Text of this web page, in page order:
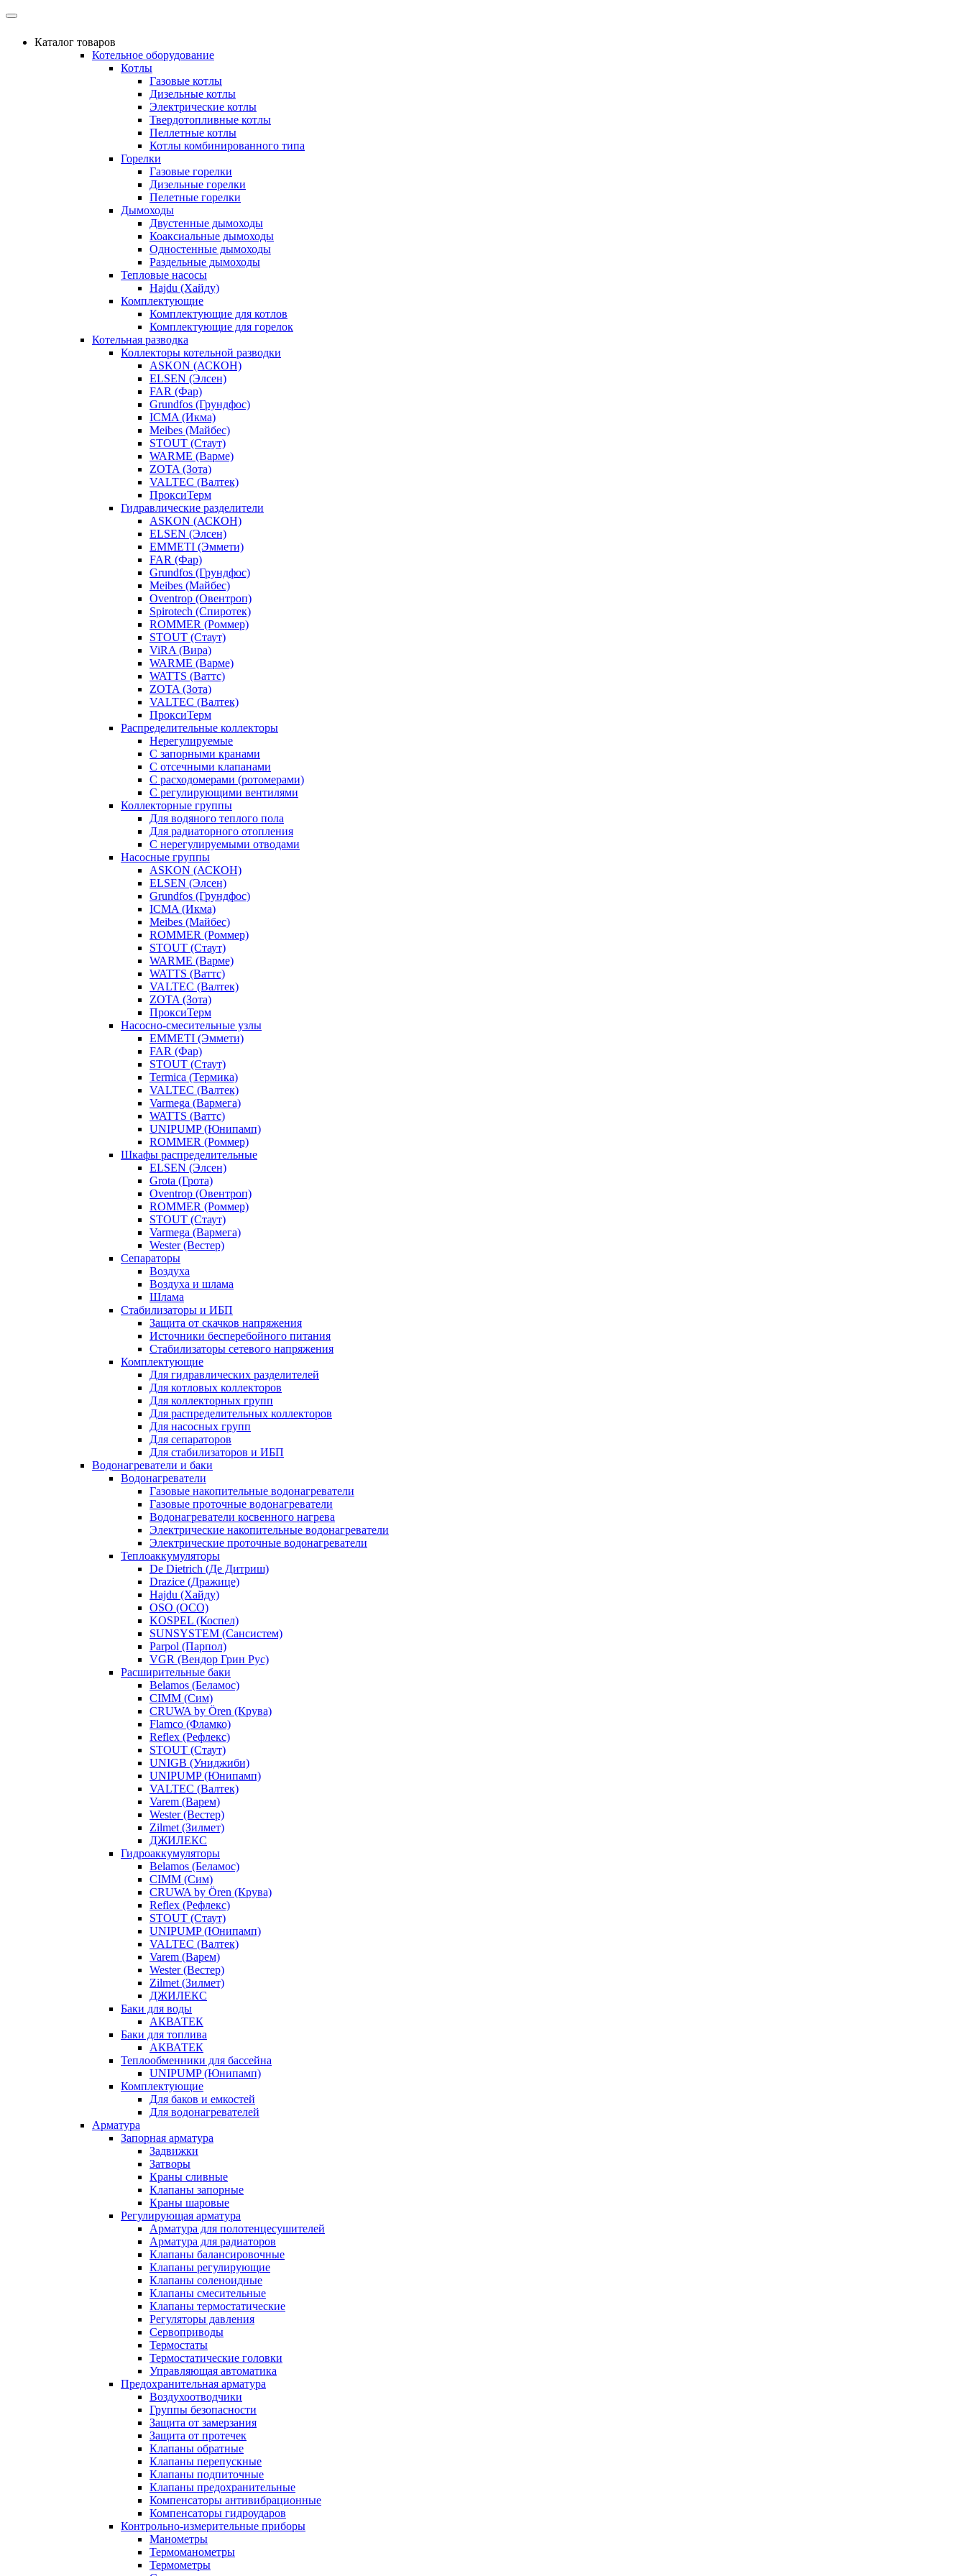
Каталог товаров
Котельное оборудование
Котлы
Газовые котлы
Дизельные котлы
Электрические котлы
Твердотопливные котлы
Пеллетные котлы
Котлы комбинированного типа
Горелки
Газовые горелки
Дизельные горелки
Пелетные горелки
Дымоходы
Двустенные дымоходы
Коаксиальные дымоходы
Одностенные дымоходы
Раздельные дымоходы
Тепловые насосы
Hajdu (Хайду)
Комплектующие
Комплектующие для котлов
Комплектующие для горелок
Котельная разводка
Коллекторы котельной разводки
ASKON (АСКОН)
ELSEN (Элсен)
FAR (Фар)
Grundfos (Грундфос)
ICMA (Икма)
Meibes (Майбес)
STOUT (Стаут)
WARME (Варме)
ZOTA (Зота)
VALTEC (Валтек)
ПроксиТерм
Гидравлические разделители
ASKON (АСКОН)
ELSEN (Элсен)
EMMETI (Эммети)
FAR (Фар)
Grundfos (Грундфос)
Meibes (Майбес)
Oventrop (Овентроп)
Spirotech (Спиротек)
ROMMER (Роммер)
STOUT (Стаут)
ViRA (Вира)
WARME (Варме)
WATTS (Ваттс)
ZOTA (Зота)
VALTEC (Валтек)
ПроксиТерм
Распределительные коллекторы
Нерегулируемые
С запорными кранами
С отсечными клапанами
С расходомерами (ротомерами)
С регулирующими вентилями
Коллекторные группы
Для водяного теплого пола
Для радиаторного отопления
С нерегулируемыми отводами
Насосные группы
ASKON (АСКОН)
ELSEN (Элсен)
Grundfos (Грундфос)
ICMA (Икма)
Meibes (Майбес)
ROMMER (Роммер)
STOUT (Стаут)
WARME (Варме)
WATTS (Ваттс)
VALTEC (Валтек)
ZOTA (Зота)
ПроксиТерм
Насосно-смесительные узлы
EMMETI (Эммети)
FAR (Фар)
STOUT (Стаут)
Termica (Термика)
VALTEC (Валтек)
Varmega (Вармега)
WATTS (Ваттс)
UNIPUMP (Юнипамп)
ROMMER (Роммер)
Шкафы распределительные
ELSEN (Элсен)
Grota (Грота)
Oventrop (Овентроп)
ROMMER (Роммер)
STOUT (Стаут)
Varmega (Вармега)
Wester (Вестер)
Сепараторы
Воздуха
Воздуха и шлама
Шлама
Стабилизаторы и ИБП
Защита от скачков напряжения
Источники бесперебойного питания
Стабилизаторы сетевого напряжения
Комплектующие
Для гидравлических разделителей
Для котловых коллекторов
Для коллекторных групп
Для распределительных коллекторов
Для насосных групп
Для сепараторов
Для стабилизаторов и ИБП
Водонагреватели и баки
Водонагреватели
Газовые накопительные водонагреватели
Газовые проточные водонагреватели
Водонагреватели косвенного нагрева
Электрические накопительные водонагреватели
Электрические проточные водонагреватели
Теплоаккумуляторы
De Dietrich (Де Дитриш)
Drazice (Дражице)
Hajdu (Хайду)
OSO (ОСО)
KOSPEL (Коспел)
SUNSYSTEM (Сансистем)
Parpol (Парпол)
VGR (Вендор Грин Рус)
Расширительные баки
Belamos (Беламос)
CIMM (Сим)
CRUWA by Ören (Крува)
Flamco (Фламко)
Reflex (Рефлекс)
STOUT (Стаут)
UNIGB (Униджиби)
UNIPUMP (Юнипамп)
VALTEC (Валтек)
Varem (Варем)
Wester (Вестер)
Zilmet (Зилмет)
ДЖИЛЕКС
Гидроаккумуляторы
Belamos (Беламос)
CIMM (Сим)
CRUWA by Ören (Крува)
Reflex (Рефлекс)
STOUT (Стаут)
UNIPUMP (Юнипамп)
VALTEC (Валтек)
Varem (Варем)
Wester (Вестер)
Zilmet (Зилмет)
ДЖИЛЕКС
Баки для воды
АКВАТЕК
Баки для топлива
АКВАТЕК
Теплообменники для бассейна
UNIPUMP (Юнипамп)
Комплектующие
Для баков и емкостей
Для водонагревателей
Арматура
Запорная арматура
Задвижки
Затворы
Краны сливные
Клапаны запорные
Краны шаровые
Регулирующая арматура
Арматура для полотенцесушителей
Арматура для радиаторов
Клапаны балансировочные
Клапаны регулирующие
Клапаны соленоидные
Клапаны смесительные
Клапаны термостатические
Регуляторы давления
Сервоприводы
Термостаты
Термостатические головки
Управляющая автоматика
Предохранительная арматура
Воздухоотводчики
Группы безопасности
Защита от замерзания
Защита от протечек
Клапаны обратные
Клапаны перепускные
Клапаны подпиточные
Клапаны предохранительные
Компенсаторы антивибрационные
Компенсаторы гидроударов
Контрольно-измерительные приборы
Манометры
Термоманометры
Термометры